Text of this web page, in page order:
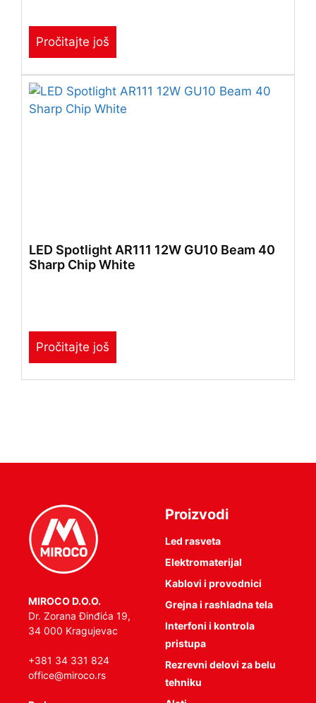
Pročitajte još
LED Spotlight AR111 12W GU10 Beam 40
Sharp Chip White
Pročitajte još
MIROCO D.O.O.
Dr. Zorana Đinđića 19,
34 000 Kragujevac
+381 34 331 824
office@miroco.rs
Proizvodi
Led rasveta
Elektromaterijal
Kablovi i provodnici
Grejna i rashladna tela
Interfoni i kontrola
pristupa
Rezrevni delovi za belu
tehniku